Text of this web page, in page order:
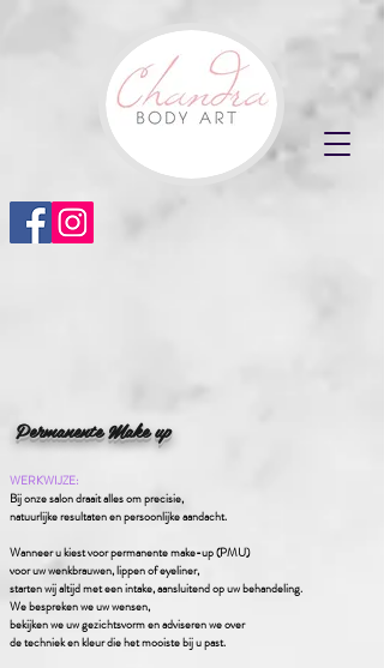
Permanente Make up
WERKWIJZE:
Bij onze salon draait alles om precisie,
natuurlijke resultaten en persoonlijke aandacht.
Wanneer u kiest voor permanente make-up (PMU)
voor uw wenkbrauwen,lippen of eyeliner,
starten wij altijd met een intake, aansluitend op uw behandeling.
We bespreken we uw wensen,
bekijken weuw gezichtsvormen adviseren we over
de techniek en kleurdie het mooiste bij u past.